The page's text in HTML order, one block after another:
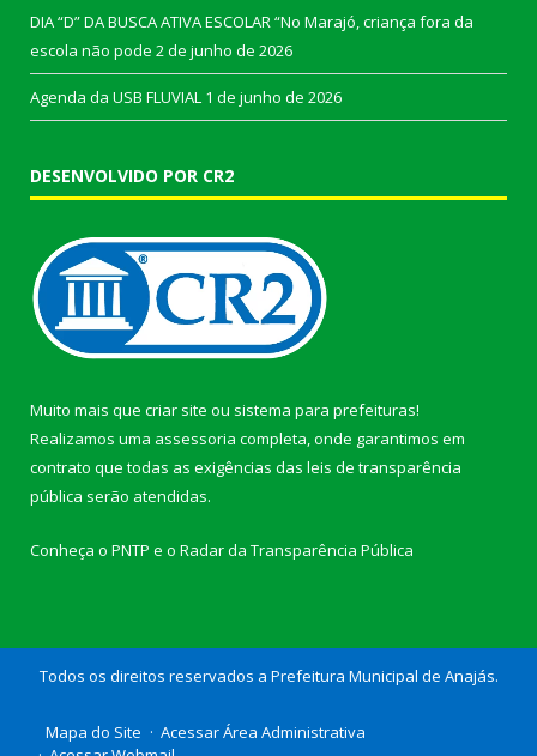
DIA “D” DA BUSCA ATIVA ESCOLAR “No Marajó, criança fora da
escola não pode 2 de junho de 2026
Agenda da USB FLUVIAL 1 de junho de 2026
DESENVOLVIDO POR CR2
Muito mais que criar site ou sistema para prefeituras!
Realizamos uma assessoria completa, onde garantimos em
contrato que todas as exigências das leis de transparência
pública serão atendidas.
Conheça o PNTP e o Radar da Transparência Pública
Todos os direitos reservados a Prefeitura Municipal de Anajás.
Mapa do Site
Acessar Área Administrativa